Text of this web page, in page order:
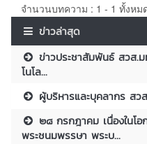
จำนวนบทความ : 1 - 1 ทั้งหม
ข่าวล่าสุด
ข่าวประชาสัมพันธ์ สวส.
โนโล...
ผู้บริหารและบุคลากร สว
๒๘ กรกฎาคม เนื่องในโ
พระชนมพรรษา พระบ...